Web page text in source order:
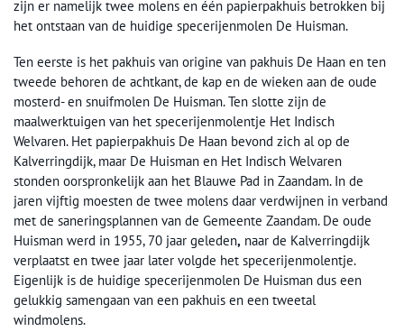
zijn er namelijk twee molens en één papierpakhuis betrokken bij
het ontstaan van de huidige specerijenmolen De Huisman.
Ten eerste is het pakhuis van origine van pakhuis De Haan en ten
tweede behoren de achtkant, de kap en de wieken aan de oude
mosterd- en snuifmolen De Huisman. Ten slotte zijn de
maalwerktuigen van het specerijenmolentje Het Indisch
Welvaren. Het papierpakhuis De Haan bevond zich al op de
Kalverringdijk, maar De Huisman en Het Indisch Welvaren
stonden oorspronkelijk aan het Blauwe Pad in Zaandam. In de
jaren vijftig moesten de twee molens daar verdwijnen in verband
met de saneringsplannen van de Gemeente Zaandam. De oude
Huisman werd in 1955, 70 jaar geleden, naar de Kalverringdijk
verplaatst en twee jaar later volgde het specerijenmolentje.
Eigenlijk is de huidige specerijenmolen De Huisman dus een
gelukkig samengaan van een pakhuis en een tweetal
windmolens.